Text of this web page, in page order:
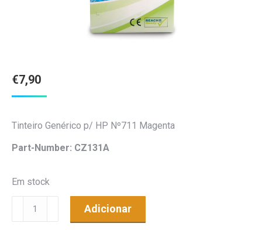
€7,90
Tinteiro Genérico p/ HP Nº711 Magenta
Part-Number: CZ131A
Em stock
Quantidade
Adicionar